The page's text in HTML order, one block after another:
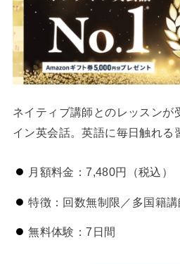
ネイティブ講師とのレッスンが
イン英会話。英語に毎日触れる
月額料金：7,480円（税込）
特徴：回数無制限／多国籍
無料体験：7日間